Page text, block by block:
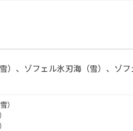
）、ゾフェル氷刃海（雪）、ゾ
）